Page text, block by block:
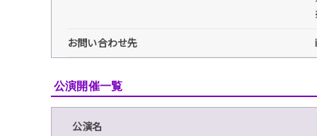
お問い合わせ先
公演開催一覧
公演名